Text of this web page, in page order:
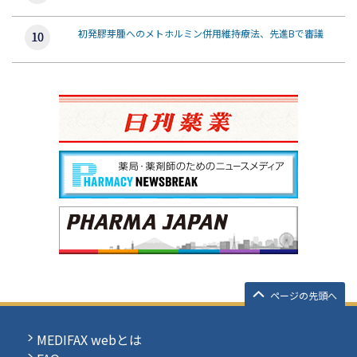
初発膠芽腫へのメトホルミン併用維持療法、先進Bで審議
ページの先頭へ
MEDIFAX webとは